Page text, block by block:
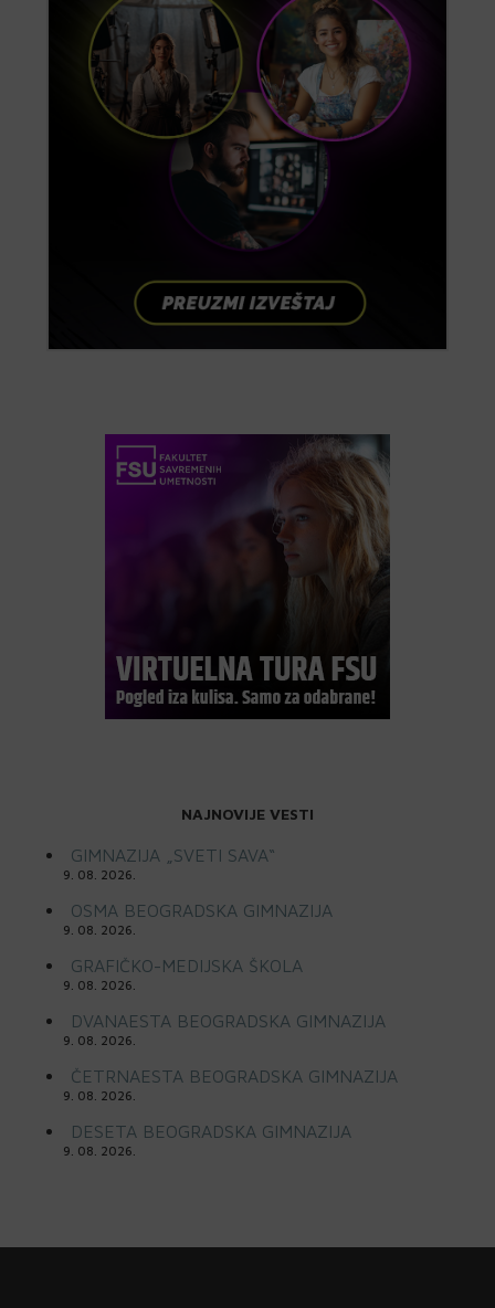
NAJNOVIJE VESTI
GIMNAZIJA „SVETI SAVA“
9. 08. 2026.
OSMA BEOGRADSKA GIMNAZIJA
9. 08. 2026.
GRAFIČKO-MEDIJSKA ŠKOLA
9. 08. 2026.
DVANAESTA BEOGRADSKA GIMNAZIJA
9. 08. 2026.
ČETRNAESTA BEOGRADSKA GIMNAZIJA
9. 08. 2026.
DESETA BEOGRADSKA GIMNAZIJA
9. 08. 2026.